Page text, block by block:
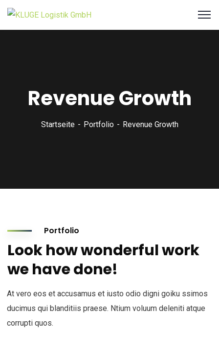
Revenue Growth
Startseite Portfolio Revenue Growth
Portfolio
Look how wonderful work
we have done!
At vero eos et accusamus et iusto odio digni goiku ssimos
ducimus qui blanditiis praese. Ntium voluum deleniti atque
corrupti quos.